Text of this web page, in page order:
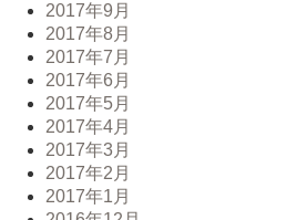
2017年9月
2017年8月
2017年7月
2017年6月
2017年5月
2017年4月
2017年3月
2017年2月
2017年1月